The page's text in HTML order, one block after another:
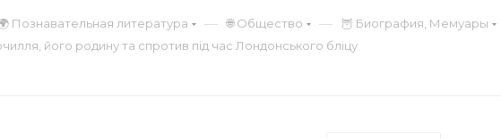
Познавательная литература — 🌐 Общество — 🦉 Биография, Мемуары
його родину та спротив під час Лондонського бліцу